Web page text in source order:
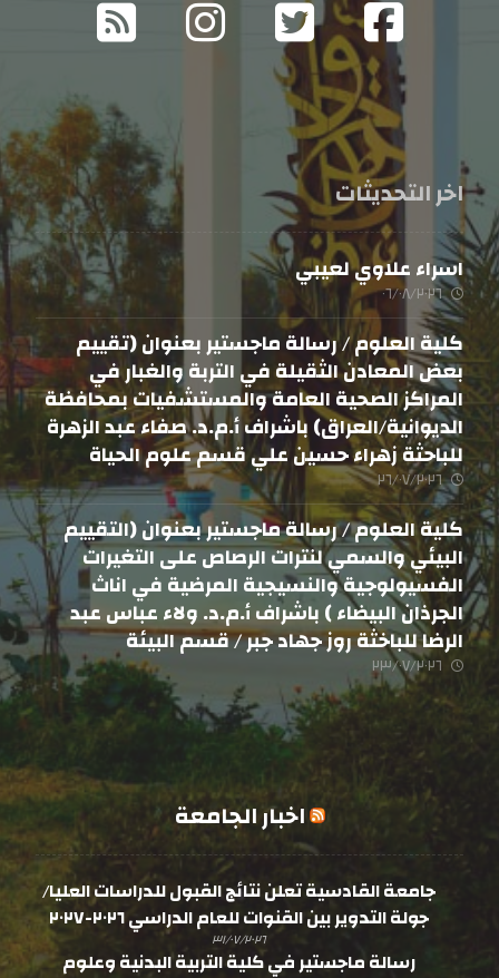
اخر التحديثات
اسراء علاوي لعيبي
٠٦/٠٨/٢٠٢٦
كلية العلوم / رسالة ماجستير بعنوان (تقييم
بعض المعادن الثقيلة في التربة والغبار في
المراكز الصحية العامة والمستشفيات بمحافظة
الديوانية/العراق) باشراف أ.م.د. صفاء عبد الزهرة
للباحثة زهراء حسين علي قسم علوم الحياة
٢٦/٠٧/٢٠٢٦
كلية العلوم / رسالة ماجستير بعنوان (التقييم
البيئي والسمي لنترات الرصاص على التغيرات
الفسيولوجية والنسيجية المرضية في اناث
الجرذان البيضاء ) باشراف أ.م.د. ولاء عباس عبد
الرضا للباخثة روز جهاد جبر / قسم البيئة
٢٣/٠٧/٢٠٢٦
اخبار الجامعة
جامعة القادسية تعلن نتائج القبول للدراسات العليا/
جولة التدوير بين القنوات للعام الدراسي ٢٠٢٦-٢٠٢٧
٣١/٠٧/٢٠٢٦
رسالة ماجستير في كلية التربية البدنية وعلوم